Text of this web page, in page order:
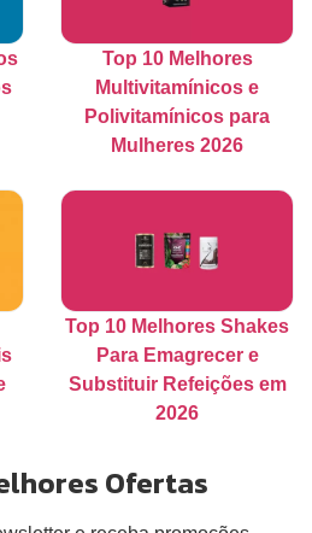
Top 10 Melhores
Multivitamínicos e
Polivitamínicos para
Mulheres 2026
Top 10 Melhores Shakes
Para Emagrecer e
Substituir Refeições em
2026
Ofertas